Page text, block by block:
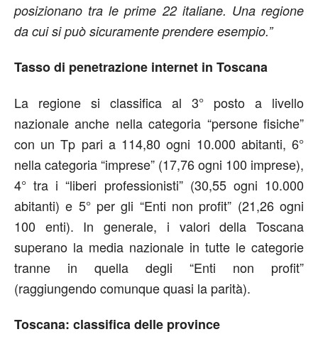
posizionano tra le prime 22 italiane. Una regione
da cui si può sicuramente prendere esempio.”
Tasso di penetrazione internet in Toscana
La regione si classifica al 3° posto a livello
nazionale anche nella categoria “persone fisiche”
con un Tp pari a 114,80 ogni 10.000 abitanti, 6°
nella categoria “imprese” (17,76 ogni 100 imprese),
4° tra i “liberi professionisti” (30,55 ogni 10.000
abitanti) e 5° per gli “Enti non profit” (21,26 ogni
100 enti). In generale, i valori della Toscana
superano la media nazionale in tutte le categorie
tranne in quella degli “Enti non profit”
(raggiungendo comunque quasi la parità).
Toscana: classifica delle province